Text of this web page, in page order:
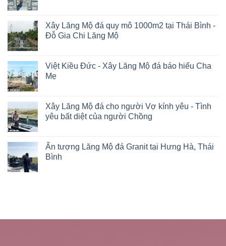
Xây Lăng Mộ đá quy mô 1000m2 tại Thái Bình -
Đỗ Gia Chi Lăng Mộ
Việt Kiều Đức - Xây Lăng Mộ đá báo hiếu Cha
Mẹ
Xây Lăng Mộ đá cho người Vợ kính yêu - Tình
yêu bất diệt của người Chồng
Ấn tượng Lăng Mộ đá Granit tại Hưng Hà, Thái
Bình